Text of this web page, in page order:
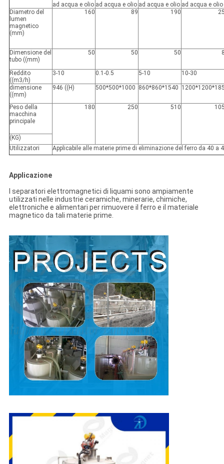
ad acqua e olio ad acqua e olio ad acqua e olio ad acqua e olio
Diametro del
lumen
magnetico
(mm)
160 89 190
Dimensione del
tubo ((mm)
50 50 50
Reddito
((m3/h)
3-10 0.1-0.5 5-10 10-30
dimensione
((mm)
946 ((H) 500*500*1000 860*860*1540
Peso della
macchina
principale
180 250 510
(KG)
Utilizzatori
Applicabile alle materie prime di eliminazione del ferro da 40 a
Applicazione
I separatori elettromagnetici di liquami sono ampiamente
utilizzati nelle industrie ceramiche, minerarie, chimiche,
elettroniche e alimentari per rimuovere il ferro e il materiale
magnetico da tali materie prime.